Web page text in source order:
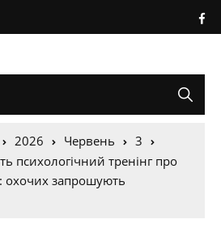
2026 Червень
3
психологічний тренінг про
охочих запрошують